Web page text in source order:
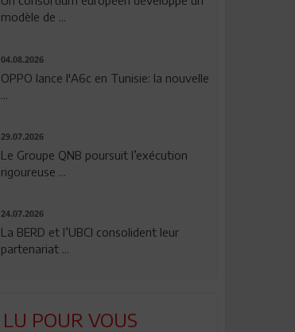
modèle de ...
04.08.2026
OPPO lance l'A6c en Tunisie: la nouvelle
29.07.2026
Le Groupe QNB poursuit l’exécution
rigoureuse ...
24.07.2026
La BERD et l’UBCI consolident leur
partenariat ...
LU POUR VOUS